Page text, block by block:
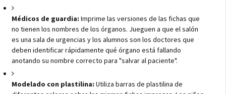
Médicos de guardia: Imprime las versiones de las fichas que
no tienen los nombres de los órganos. Jueguen a que el salón
es una sala de urgencias y los alumnos son los doctores que
deben identificar rápidamente qué órgano está fallando
anotando su nombre correcto para "salvar al paciente".
Modelado con plastilina: Utiliza barras de plastilina de